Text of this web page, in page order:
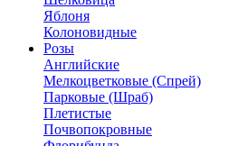
Яблоня
Колоновидные
Розы
Английские
Мелкоцветковые (Спрей)
Парковые (Шраб)
Плетистые
Почвопокровные